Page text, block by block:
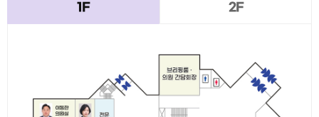
1F 2F